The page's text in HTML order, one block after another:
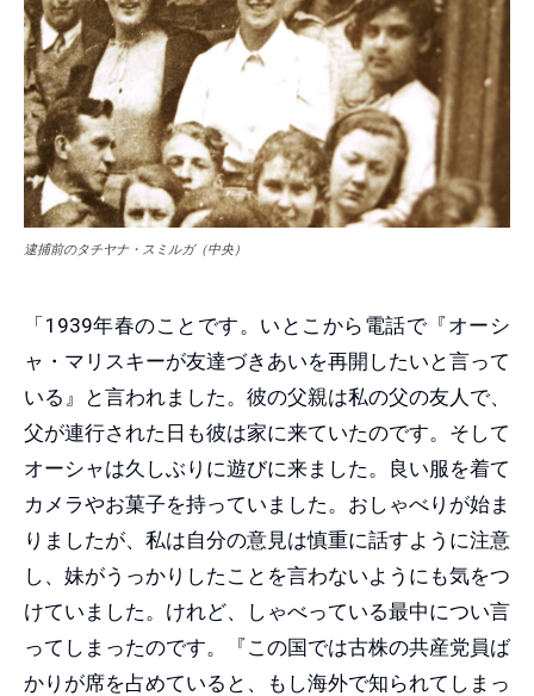
逮捕前のタチヤナ・スミルガ（中央）
「1939年春のことです。いとこから電話で『オーシ
ャ・マリスキーが友達づきあいを再開したいと言って
いる』と言われました。彼の父親は私の父の友人で、
父が連行された日も彼は家に来ていたのです。そして
オーシャは久しぶりに遊びに来ました。良い服を着て
カメラやお菓子を持っていました。おしゃべりが始ま
りましたが、私は自分の意見は慎重に話すように注意
し、妹がうっかりしたことを言わないようにも気をつ
けていました。けれど、しゃべっている最中につい言
ってしまったのです。『この国では古株の共産党員ば
かりが席を占めていると、もし海外で知られてしまっ